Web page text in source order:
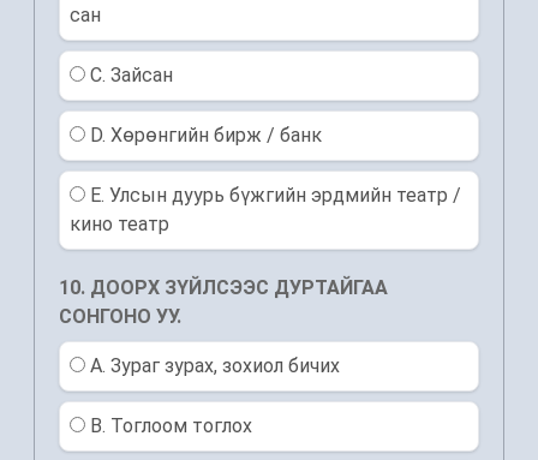
сан
C. Зайсан
D. Хөрөнгийн бирж / банк
E. Улсын дуурь бүжгийн эрдмийн театр /
кино театр
10. ДООРХ ЗҮЙЛСЭЭС ДУРТАЙГАА
СОНГОНО УУ.
A. Зураг зурах, зохиол бичих
B. Тоглоом тоглох